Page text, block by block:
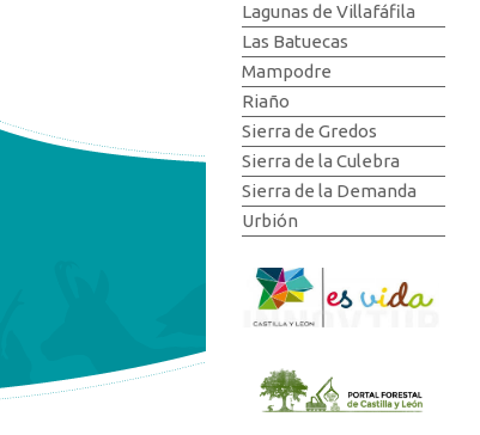
Lagunas de Villafáfila
Las Batuecas
Mampodre
Riaño
Sierra de Gredos
Sierra de la Culebra
Sierra de la Demanda
Urbión